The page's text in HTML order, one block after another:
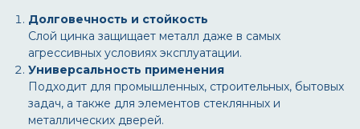
Долговечность и стойкость
Слой цинка защищает металл даже в самых
агрессивных условиях эксплуатации.
Универсальность применения
Подходит для промышленных, строительных, бытовых
задач, а также для элементов стеклянных и
металлических дверей.